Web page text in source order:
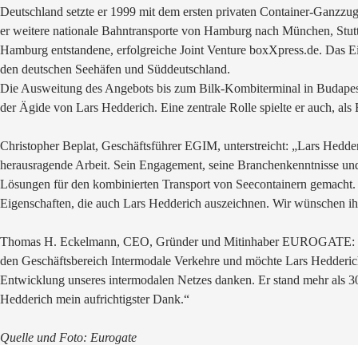
Deutschland setzte er 1999 mit dem ersten privaten Container-
er weitere nationale Bahntransporte von Hamburg nach München,
Hamburg entstandene, erfolgreiche Joint Venture boxXpress.de. Das
den deutschen Seehäfen und Süddeutschland.
Die Ausweitung des Angebots bis zum Bilk-Kombiterminal in
der Ägide von Lars Hedderich. Eine zentrale Rolle spielte er auch,
Christopher Beplat, Geschäftsführer EGIM, unterstreicht: „Lars
herausragende Arbeit. Sein Engagement, seine Branchenkenntnisse
Lösungen für den kombinierten Transport von Seecontainern
Eigenschaften, die auch Lars Hedderich auszeichnen. Wir wünschen
Thomas H. Eckelmann, CEO, Gründer und Mitinhaber
den Geschäftsbereich Intermodale Verkehre und möchte Lars
Entwicklung unseres intermodalen Netzes danken. Er stand mehr als
Hedderich mein aufrichtigster Dank.“
Quelle und Foto: Eurogate